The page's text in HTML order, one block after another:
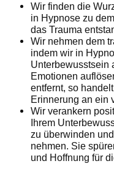
Wir finden die
in Hypnose zu
das Trauma
Wir nehmen dem
indem wir in
Unterbewusstsein
Emotionen
entfernt, so
Erinnerung an ein
Wir verankern
Ihrem
zu überwinden
nehmen. Sie
und Hoffnung für